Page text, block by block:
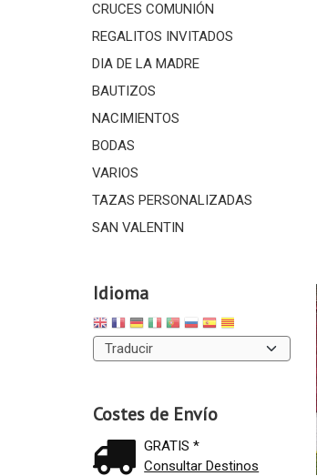
CRUCES COMUNIÓN
REGALITOS INVITADOS
DIA DE LA MADRE
BAUTIZOS
NACIMIENTOS
BODAS
VARIOS
TAZAS PERSONALIZADAS
SAN VALENTIN
Idioma
Costes de Envío
GRATIS *
Consultar Destinos